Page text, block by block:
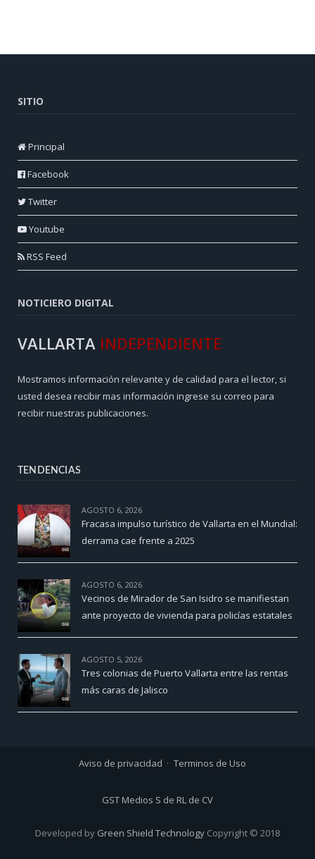
SITIO
Principal
Facebook
Twitter
Youtube
RSS Feed
NOTICIERO DIGITAL
VALLARTA INDEPENDIENTE
Mostramos información relevante y de calidad para el lector, si
usted desea recibir mas información ingrese su correo para
recibir nuestras publicaciones.
TENDENCIAS
AGOSTO 6, 2026
Fracasa impulso turístico de Vallarta en el Mundial:
derrama cae frente a 2025
AGOSTO 6, 2026
Vecinos de Mirador de San Isidro se manifiestan
ante proyecto de vivienda para policías estatales
AGOSTO 5, 2026
Tres colonias de Puerto Vallarta entre las rentas
más caras de Jalisco
Aviso de privacidad Terminos de Uso
GST Medios S de RL de CV
Developed by Green Shield Technology Copyright © 2018